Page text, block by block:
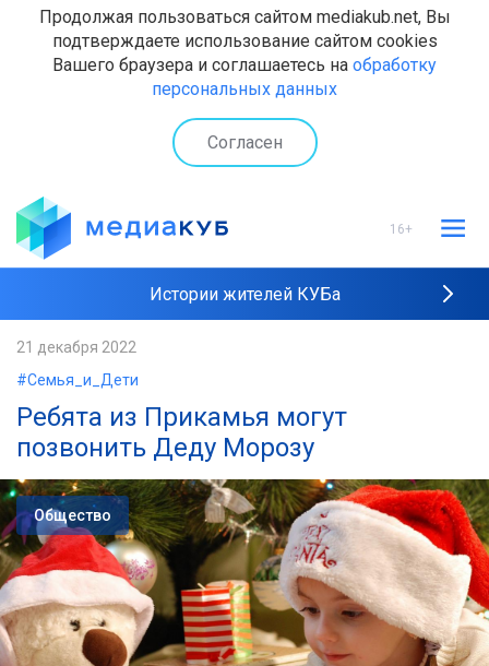
Продолжая пользоваться сайтом mediakub.net, Вы
подтверждаете использование сайтом cookies
Вашего браузера и соглашаетесь на обработку
персональных данных
Согласен
16+
Истории жителей КУБа
21 декабря 2022
#Семья_и_Дети
Ребята из Прикамья могут
позвонить Деду Морозу
Общество